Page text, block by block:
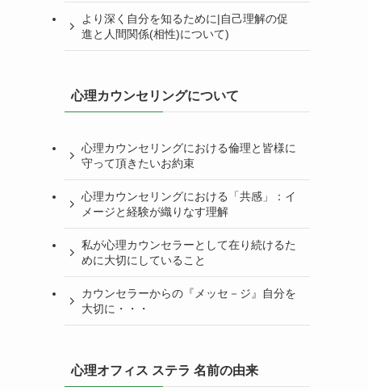
より深く自分を知るために|自己理解の促
進と人間関係(相性)について)
心理カウンセリングについて
心理カウンセリングにおける倫理と皆様に
守って頂きたいお約束
心理カウンセリングにおける「共感」：イ
メージと経験が織りなす理解
私が心理カウンセラーとして在り続けるた
めに大切にしていること
カウンセラーからの『メッセ－ジ』自分を
大切に・・・
心理オフィス ステラ 名前の由来